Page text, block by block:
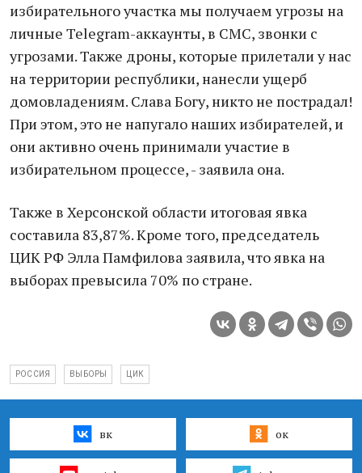
избирательного участка мы получаем угрозы на
личные Telegram-аккаунты, в СМС, звонки с
угрозами. Также дроны, которые прилетали у нас
на территории республики, нанесли ущерб
домовладениям. Слава Богу, никто не пострадал!
При этом, это не напугало наших избирателей, и
они активно очень принимали участие в
избирательном процессе, - заявила она.
Также в Херсонской области итоговая явка
составила 83,87%. Кроме того, председатель
ЦИК РФ Элла Памфилова заявила, что явка на
выборах превысила 70% по стране.
РОССИЯ ВЫБОРЫ ЦИК
вк ок